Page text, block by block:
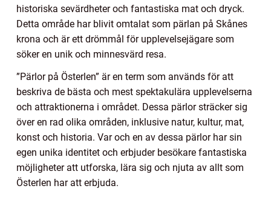
historiska sevärdheter och fantastiska mat och dryck.
Detta område har blivit omtalat som pärlan på Skånes
krona och är ett drömmål för upplevelsejägare som
söker en unik och minnesvärd resa.
”Pärlor på Österlen” är en term som används för att
beskriva de bästa och mest spektakulära upplevelserna
och attraktionerna i området. Dessa pärlor sträcker sig
över en rad olika områden, inklusive natur, kultur, mat,
konst och historia. Var och en av dessa pärlor har sin
egen unika identitet och erbjuder besökare fantastiska
möjligheter att utforska, lära sig och njuta av allt som
Österlen har att erbjuda.